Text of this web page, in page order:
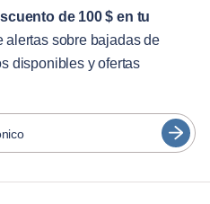
de 100 $ en tu
alertas sobre bajadas de
disponibles y ofertas